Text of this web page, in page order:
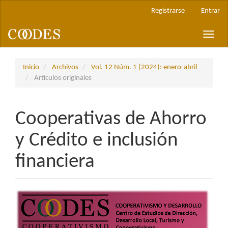
principal
Barra
Registrarse Entrar
Toggle
Inicio Archivos
Vol. 12 Núm. 1 (2024): enero-abril
Artículos originales
Cooperativas de Ahorro
y Crédito e inclusión
financiera
Barra
lateral